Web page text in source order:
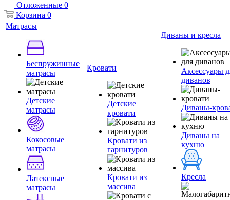
Отложенные 0
Корзина 0
Матрасы
Беспружинные
матрасы
Детские
матрасы
Кокосовые
матрасы
Латексные
матрасы
Кровати
Детские
кровати
Кровати из
гарнитуров
Кровати из
массива
Диваны и кресла
Аксессуары
диванов
Диваны-
Диваны на
кухню
Кресла